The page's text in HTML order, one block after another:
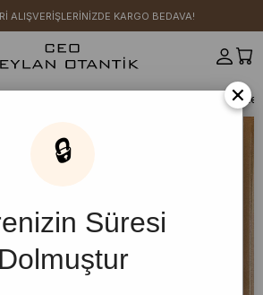
KARGO BEDAVA!
Acı Kahve Koton Asimetrik Etek
×
🔒
Süresi
Dolmuştur